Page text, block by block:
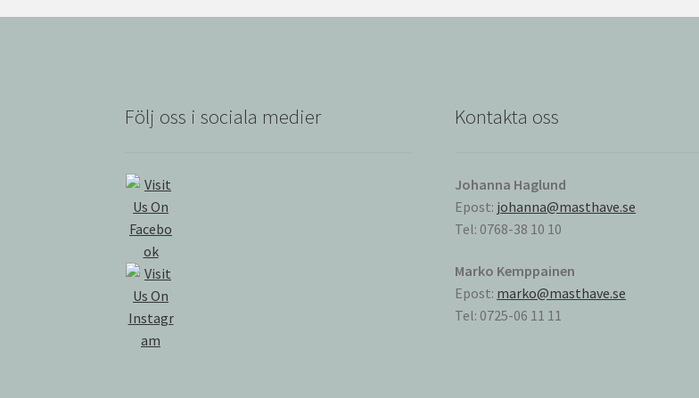
Följ oss i sociala medier Kontakta oss
Johanna Haglund
Epost: johanna@masthave.se
Tel: 0768-38 10 10
Marko Kemppainen
Epost: marko@masthave.se
Tel: 0725-06 11 11